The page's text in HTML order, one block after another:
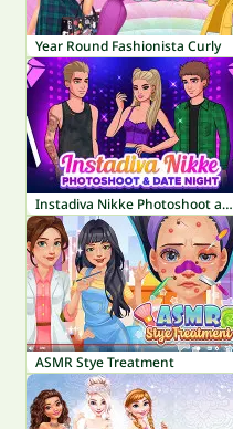
Year Round Fashionista Curly
Instadiva Nikke Photoshoot and Date Night
ASMR Stye Treatment